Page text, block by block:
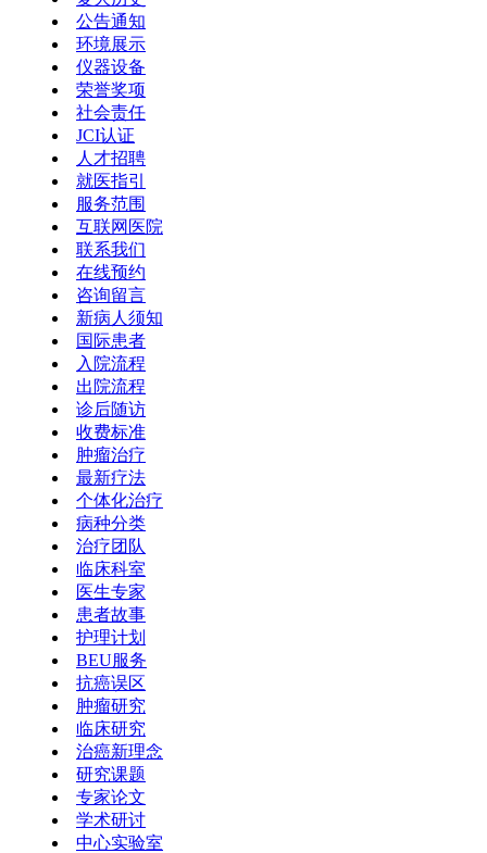
公告通知
环境展示
仪器设备
荣誉奖项
社会责任
JCI认证
人才招聘
就医指引
服务范围
互联网医院
联系我们
在线预约
咨询留言
新病人须知
国际患者
入院流程
出院流程
诊后随访
收费标准
肿瘤治疗
最新疗法
个体化治疗
病种分类
治疗团队
临床科室
医生专家
患者故事
护理计划
BEU服务
抗癌误区
肿瘤研究
临床研究
治癌新理念
研究课题
专家论文
学术研讨
中心实验室